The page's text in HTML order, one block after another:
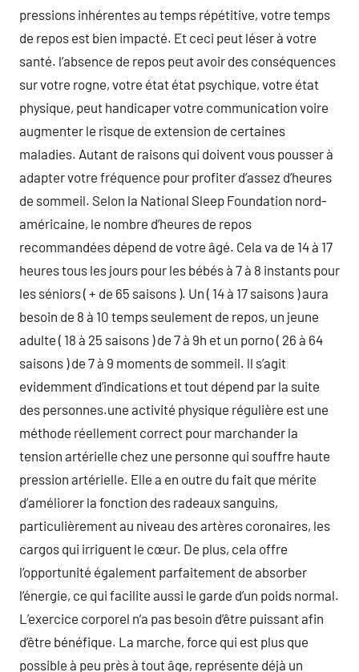
pressions inhérentes au temps répétitive, votre temps
de repos est bien impacté. Et ceci peut léser à votre
santé. l’absence de repos peut avoir des conséquences
sur votre rogne, votre état état psychique, votre état
physique, peut handicaper votre communication voire
augmenter le risque de extension de certaines
maladies. Autant de raisons qui doivent vous pousser à
adapter votre fréquence pour profiter d’assez d’heures
de sommeil. Selon la National Sleep Foundation nord-
américaine, le nombre d’heures de repos
recommandées dépend de votre âgé. Cela va de 14 à 17
heures tous les jours pour les bébés à 7 à 8 instants pour
les séniors ( + de 65 saisons ). Un ( 14 à 17 saisons ) aura
besoin de 8 à 10 temps seulement de repos, un jeune
adulte ( 18 à 25 saisons ) de 7 à 9h et un porno ( 26 à 64
saisons ) de 7 à 9 moments de sommeil. ll s’agit
evidemment d’indications et tout dépend par la suite
des personnes.une activité physique régulière est une
méthode réellement correct pour marchander la
tension artérielle chez une personne qui souffre haute
pression artérielle. Elle a en outre du fait que mérite
d’améliorer la fonction des radeaux sanguins,
particulièrement au niveau des artères coronaires, les
cargos qui irriguent le cœur. De plus, cela offre
l’opportunité également parfaitement de absorber
l’énergie, ce qui facilite aussi le garde d’un poids normal.
L’exercice corporel n’a pas besoin d’être puissant afin
d’être bénéfique. La marche, force qui est plus que
possible à peu près à tout âge, représente déjà un